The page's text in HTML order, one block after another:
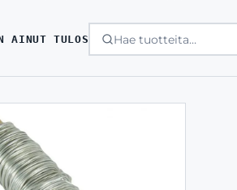
AINUT TULOS